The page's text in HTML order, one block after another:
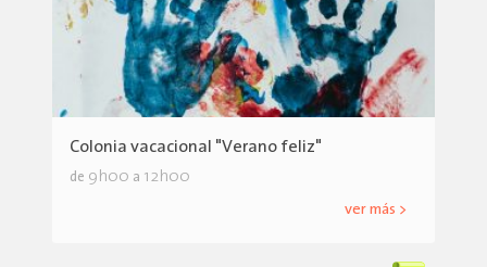
Colonia vacacional "Verano feliz"
de 9h00 a 12h00
ver más >